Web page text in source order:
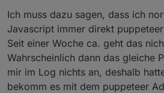
Ich muss dazu sagen, dass ich
Javascript immer direkt
Seit einer Woche ca. geht das
Wahrscheinlich dann das gleiche
mir im Log nichts an, deshalb
bekomm es mit dem puppeteer